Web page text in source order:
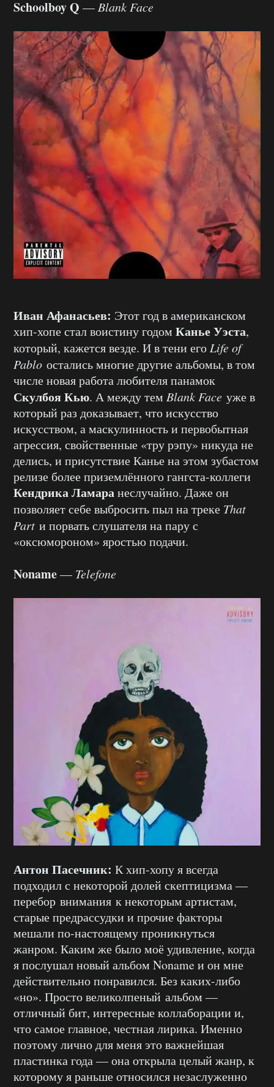
Schoolboy Q — Blank Face
Иван Афанасьев: Этот год в американском
хип-хопе стал воистину годом Канье Уэста,
который, кажется везде. И в тени его Life of
Pablo остались многие другие альбомы, в том
числе новая работа любителя панамок
Скулбоя Кью. А между тем Blank Face уже в
который раз доказывает, что искусство
искусством, а маскулинность и первобытная
агрессия, свойственные «тру рэпу» никуда не
делись, и присутствие Канье на этом зубастом
релизе более приземлённого гангста-коллеги
Кендрика Ламаранеслучайно. Даже он
позволяет себе выбросить пыл на треке That
Part и порвать слушателя на пару с
«оксюмороном» яростью подачи.
Noname— Telefone
Антон Пасечник: К хип-хопу я всегда
подходил с некоторой долей скептицизма —
перебор внимания к некоторым артистам,
старые предрассудки и прочие факторы
мешали по-настоящему проникнуться
жанром. Каким же было моё удивление, когда
я послушал новый альбом Noname и он мне
действительно понравился. Без каких-либо
«но». Просто великолпеный альбом —
отличный бит, интересные коллаборации и,
что самое главное, честная лирика. Именно
поэтому лично для меня это важнейшая
пластинка года — она открыла целый жанр, к
которому я раньше относился незаслуженно